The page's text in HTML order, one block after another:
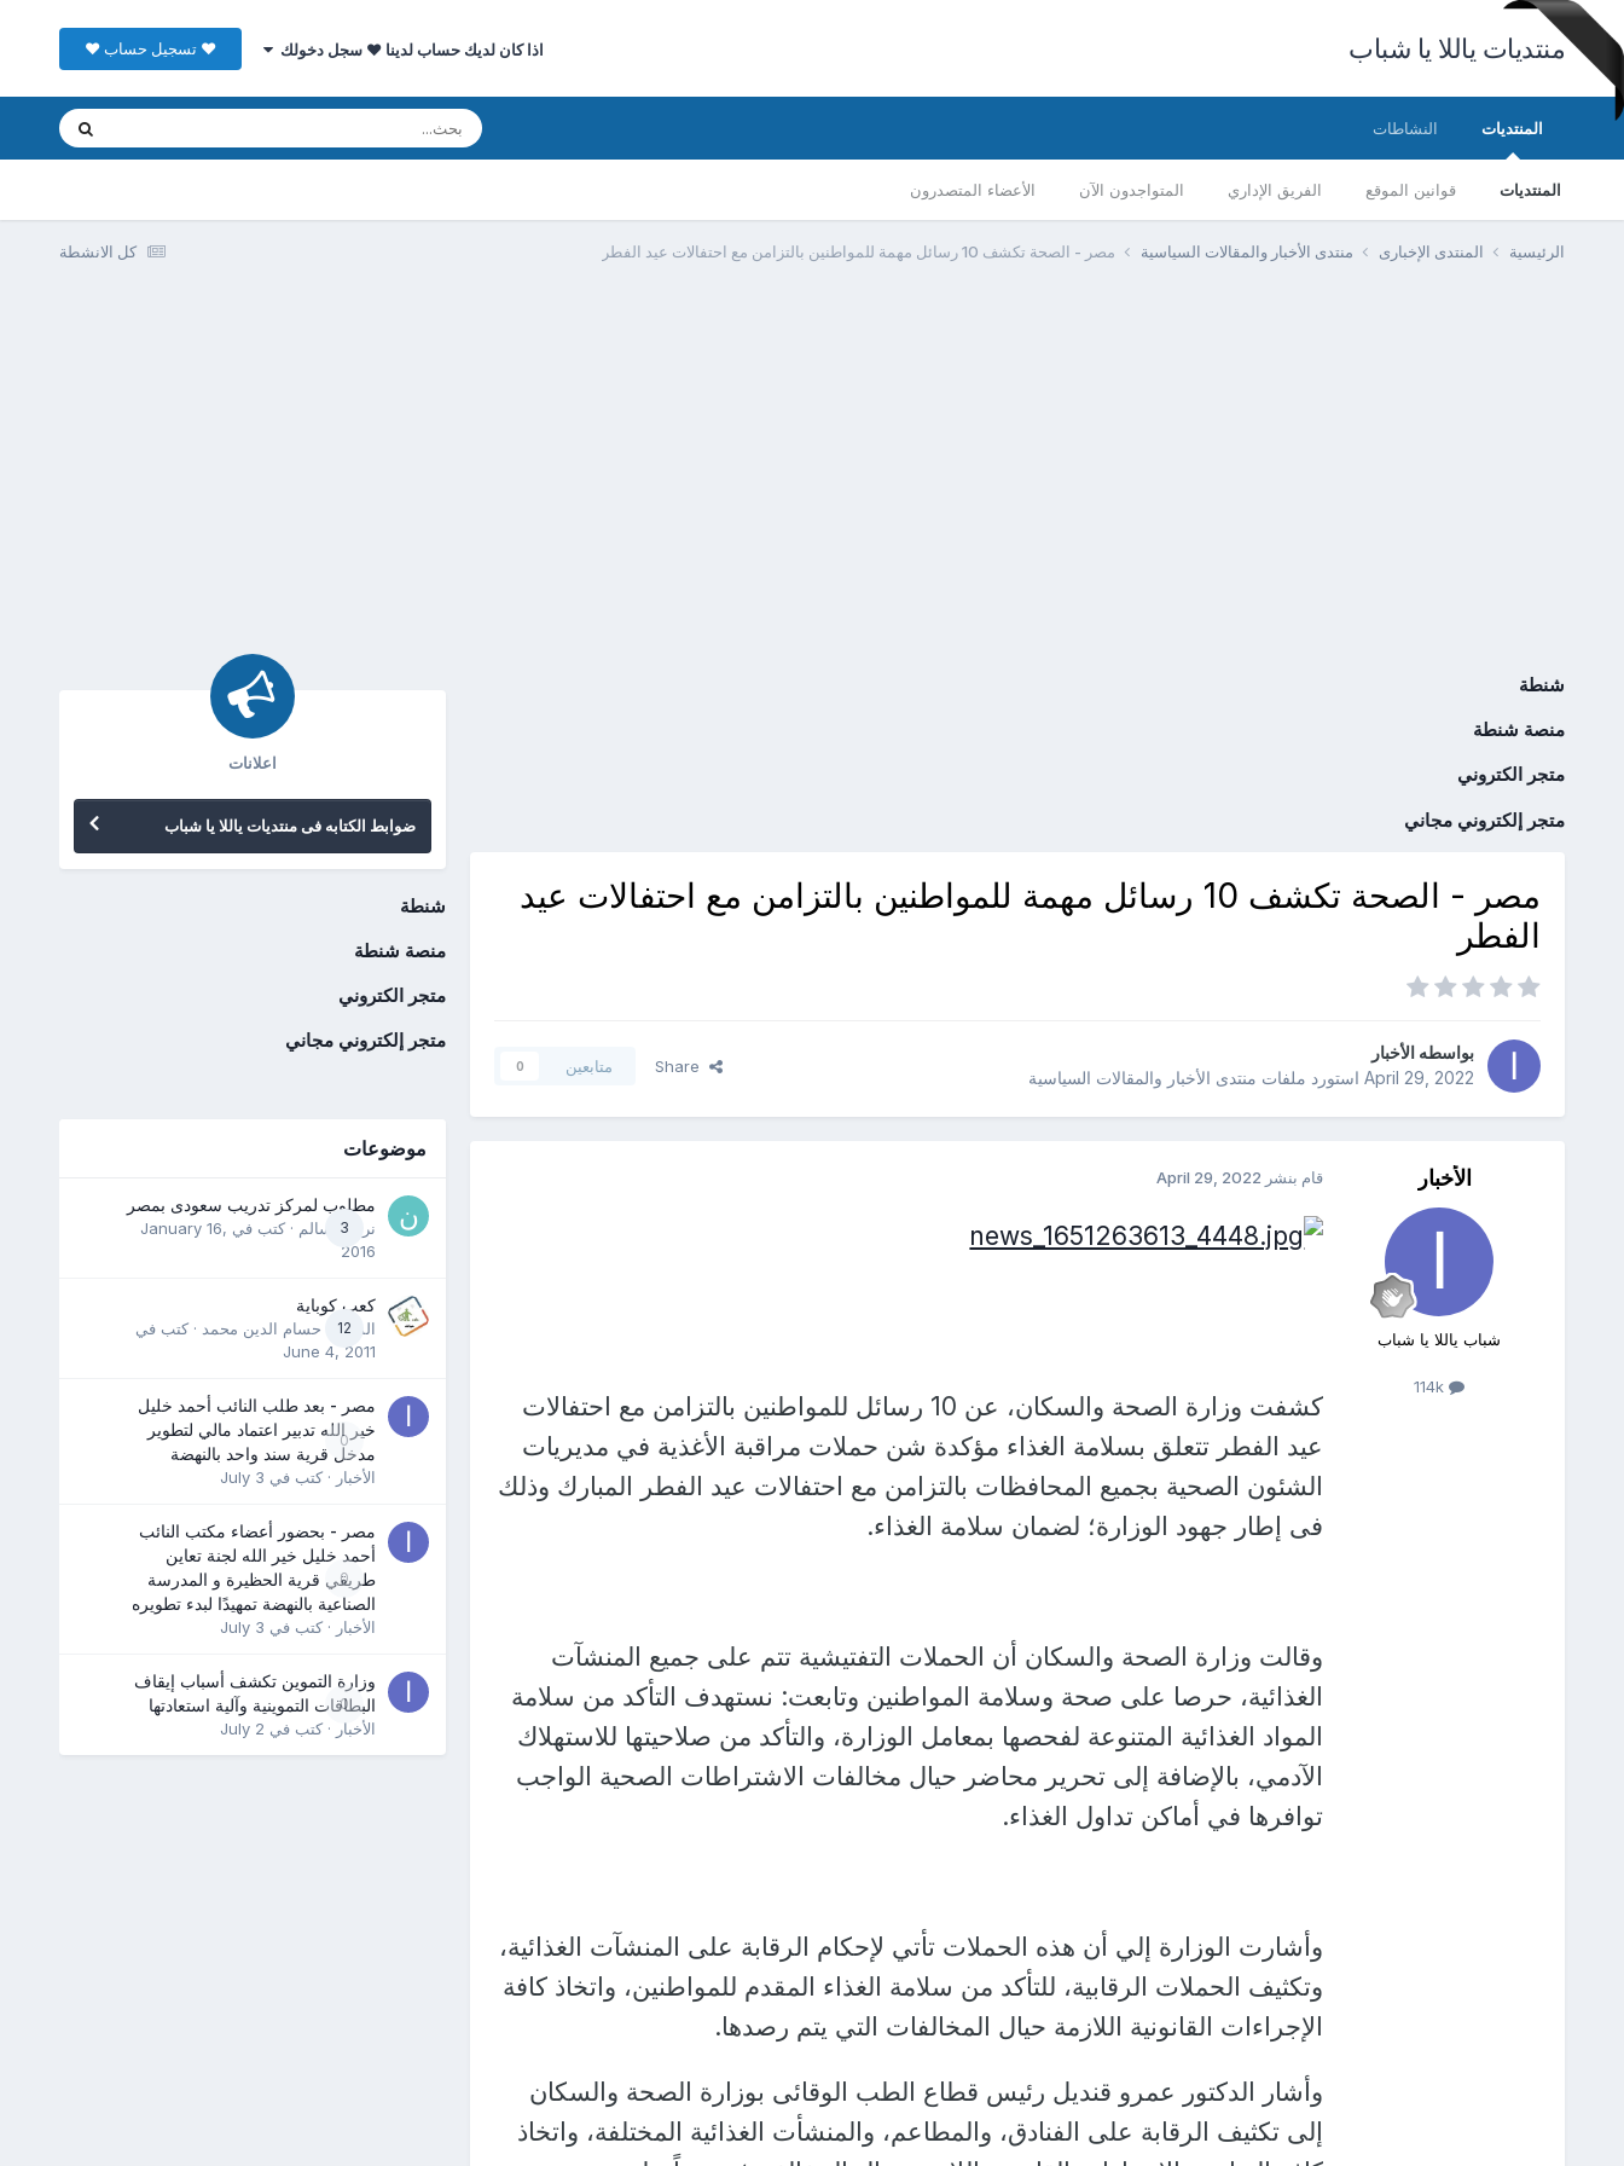
منتديات ياللا يا شباب اذا كان لديك حساب لدينا ♥ سجل دخولك ♥ تسجيل حساب ♥
المنتديات
المنتديات قوانين الموقع الفريق الإداري المتواجدون الآن الأعضاء المتصدرون
النشاطات
كل الانشطة الرئيسية المنتدى الإخبارى منتدى الأخبار والمقالات السياسية مصر - الصحة تكشف 10 رسائل مهمة للمواطنين بالتزامن مع احتفالات عيد الفطر
شنطة
منصة شنطة
متجر الكتروني
متجر إلكتروني مجاني
مصر - الصحة تكشف 10 رسائل مهمة للمواطنين بالتزامن مع احتفالات عيد
الفطر
بواسطه الأخبار
April 29, 2022استورد ملفات منتدى الأخبار والمقالات السياسية
Share متابعين 0
الأخبار
شباب ياللا يا شباب
114k
قام بنشر April 29, 2022
كشفت وزارة الصحة والسكان، عن 10 رسائل للمواطنين بالتزامن مع احتفالات
عيد الفطر تتعلق بسلامة الغذاء مؤكدة شن حملات مراقبة الأغذية في مديريات
الشئون الصحية بجميع المحافظات بالتزامن مع احتفالات عيد الفطر المبارك وذلك
فى إطار جهود الوزارة؛ لضمان سلامة الغذاء.
وقالت وزارة الصحة والسكان أن الحملات التفتيشية تتم على جميع المنشآت
الغذائية، حرصا على صحة وسلامة المواطنين وتابعت: نستهدف التأكد من سلامة
المواد الغذائية المتنوعة لفحصها بمعامل الوزارة، والتأكد من صلاحيتها للاستهلاك
الآدمي، بالإضافة إلى تحرير محاضر حيال مخالفات الاشتراطات الصحية الواجب
توافرها في أماكن تداول الغذاء.
وأشارت الوزارة إلي أن هذه الحملات تأتي لإحكام الرقابة على المنشآت الغذائية،
وتكثيف الحملات الرقابية، للتأكد من سلامة الغذاء المقدم للمواطنين، واتخاذ كافة
الإجراءات القانونية اللازمة حيال المخالفات التي يتم رصدها.
وأشار الدكتور عمرو قنديل رئيس قطاع الطب الوقائى بوزارة الصحة والسكان
إلى تكثيف الرقابة على الفنادق، والمطاعم، والمنشأت الغذائية المختلفة، واتخاذ
اعلانات
ضوابط الكتابه فى منتديات ياللا يا شباب
شنطة
منصة شنطة
متجر الكتروني
متجر إلكتروني مجاني
موضوعات
3
مطلوب لمركز تدريب سعودى بمصر
نرمين سالم · كتب في January 16,
2016
12
كعب كوباية
المدرب حسام الدين محمد · كتب في
June 4, 2011
0
مصر - بعد طلب النائب أحمد خليل
خير الله تدبير اعتماد مالي لتطوير
مدخل قرية سند واحد بالنهضة
الأخبار · كتب في July 3
0
مصر - بحضور أعضاء مكتب النائب
أحمد خليل خير الله لجنة تعاين
طريقي قرية الحظيرة و المدرسة
الصناعية بالنهضة تمهيدًا لبدء تطويره
الأخبار · كتب في July 3
0
وزارة التموين تكشف أسباب إيقاف
البطاقات التموينية وآلية استعادتها
الأخبار · كتب في July 2